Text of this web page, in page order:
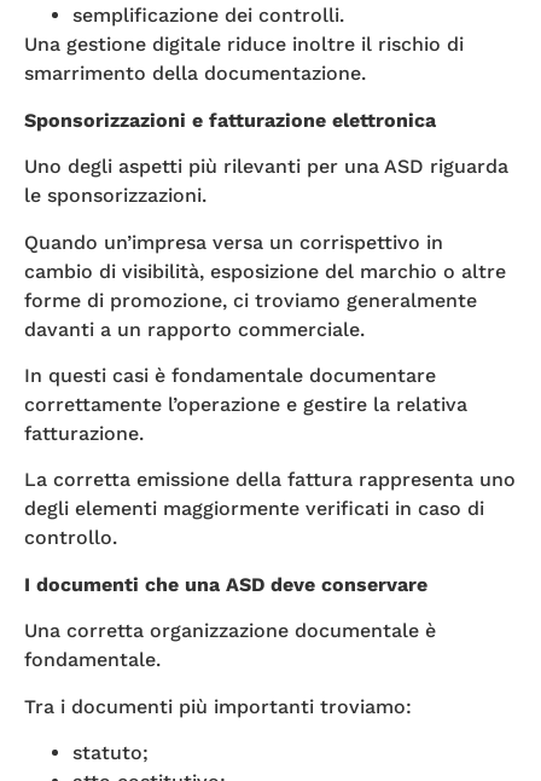
semplificazione dei controlli.
Una gestione digitale riduce inoltre il rischio di
smarrimento della documentazione.
Sponsorizzazioni e fatturazione elettronica
Uno degli aspetti più rilevanti per una ASD riguarda
le sponsorizzazioni.
Quando un’impresa versa un corrispettivo in
cambio di visibilità, esposizione del marchio o altre
forme di promozione, ci troviamo generalmente
davanti a un rapporto commerciale.
In questi casi è fondamentale documentare
correttamente l’operazione e gestire la relativa
fatturazione.
La corretta emissione della fattura rappresenta uno
degli elementi maggiormente verificati in caso di
controllo.
I documenti che una ASD deve conservare
Una corretta organizzazione documentale è
fondamentale.
Tra i documenti più importanti troviamo:
statuto;